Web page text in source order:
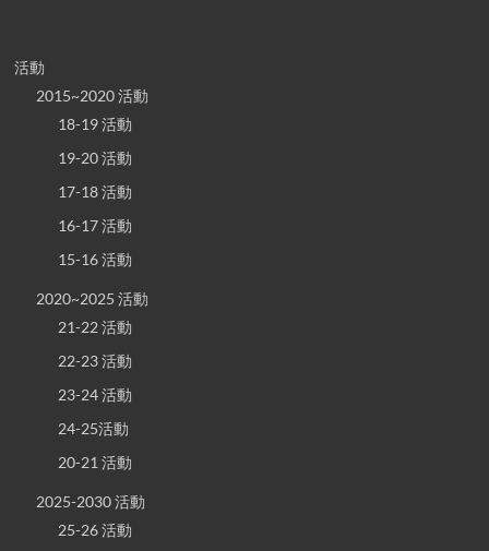
活動
2015~2020 活動
18-19 活動
19-20 活動
17-18 活動
16-17 活動
15-16 活動
2020~2025 活動
21-22 活動
22-23 活動
23-24 活動
24-25活動
20-21 活動
2025-2030 活動
25-26 活動